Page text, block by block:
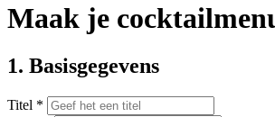
Maak je
1. Basisgegevens
Titel *